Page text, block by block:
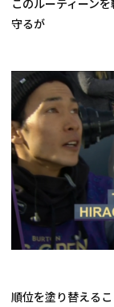
このルーティーン
守るが
順位を塗り替えるこ